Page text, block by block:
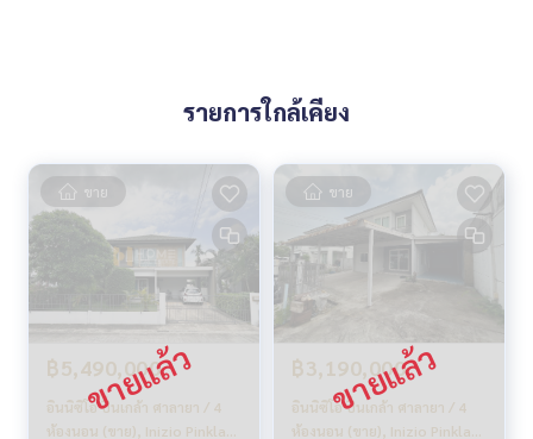
✔️ รับฝากขาย รับซื้อ ขายฝาก จำนอง
www.homerealestateservices.co.th
“HOME - Real Estate Services”
Facebook | IG | TikTok | YouTube
#HOMEREALESTATESERVICES
#นายหน้าที่จริงใจ #รับฝากขายอสังหา
รายการใกล้เคียง
ขาย
฿5,490,000
อินนิซิโอ ปิ่นเกล้า ศาลายา / 4
ห้องนอน (ขาย), Inizio Pinklao
ขาย
฿3,190,000
อินนิซิโอ ปิ่นเกล้า ศาลายา / 4
ห้องนอน (ขาย), Inizio Pinklao